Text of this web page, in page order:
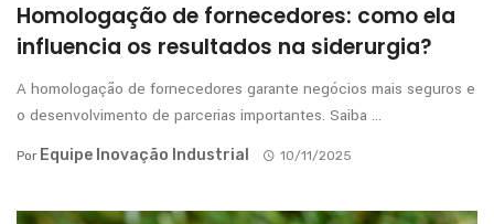
Homologação de fornecedores: como ela
influencia os resultados na siderurgia?
A homologação de fornecedores garante negócios mais seguros e
o desenvolvimento de parcerias importantes. Saiba ...
Por Equipe Inovação Industrial 10/11/2025